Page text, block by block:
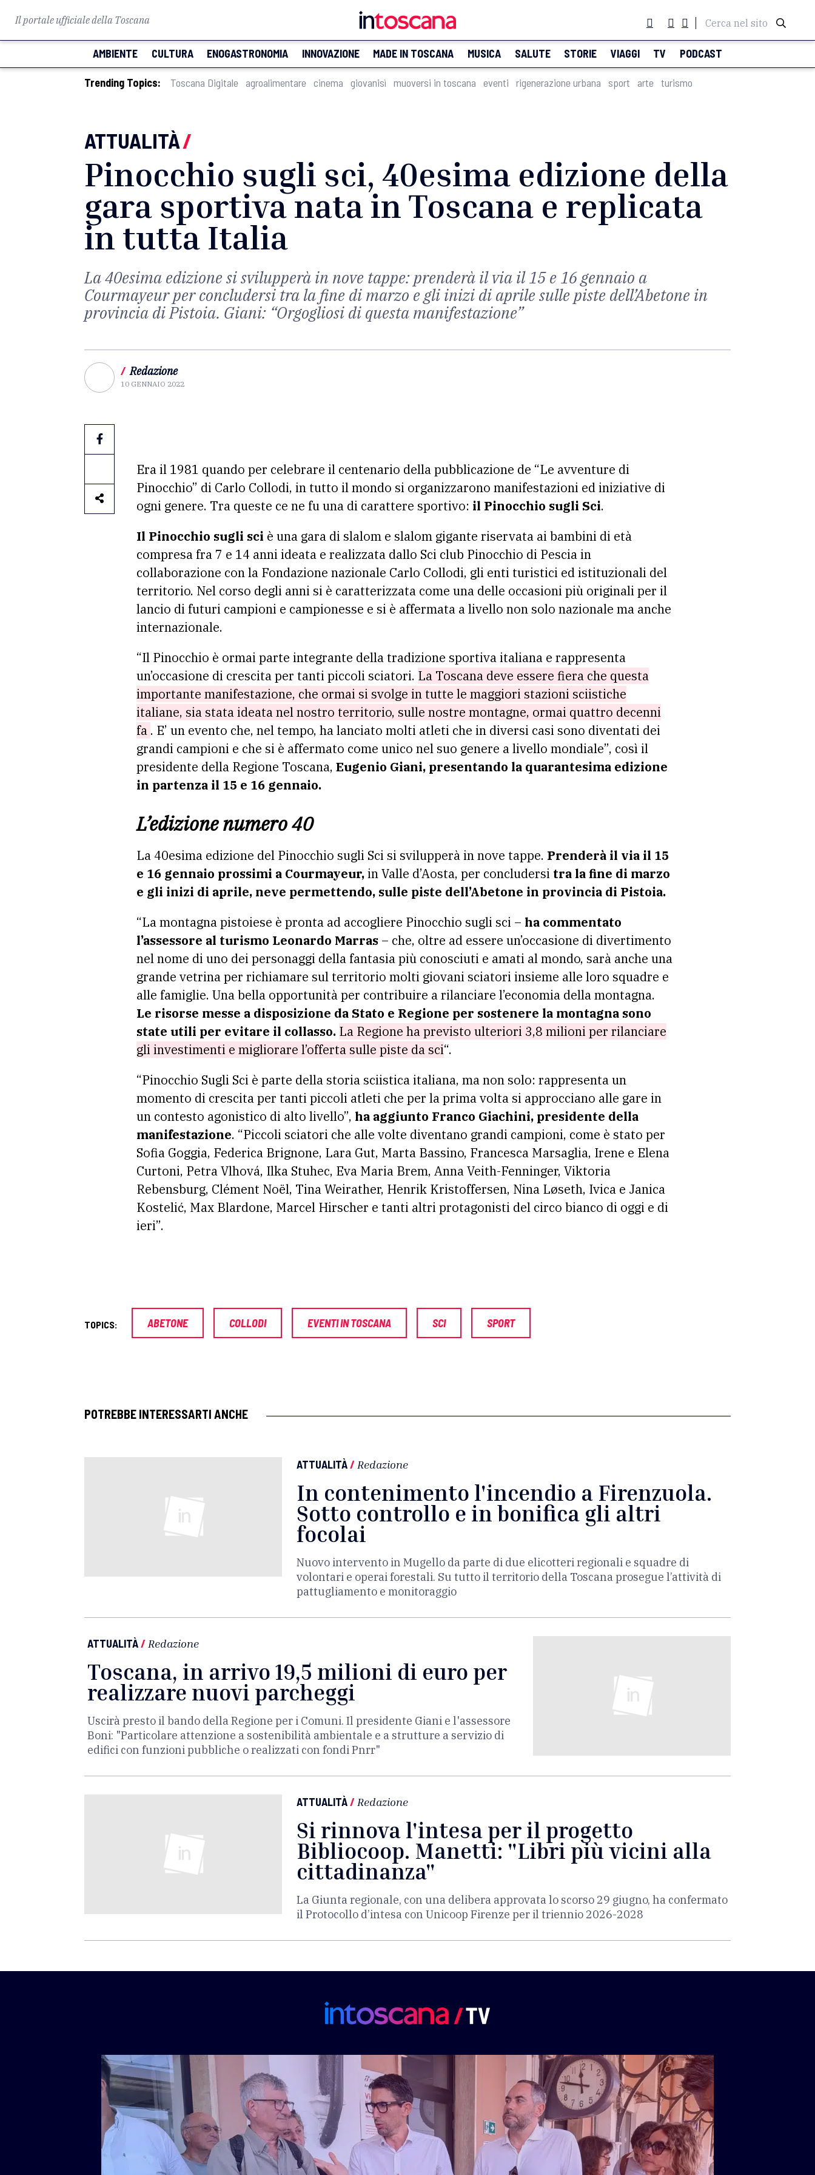
Il portale ufficiale della Toscana Cerca nel sito
AMBIENTE CULTURA ENOGASTRONOMIA INNOVAZIONE MADE IN TOSCANA MUSICA SALUTE STORIE VIAGGI TV PODCAST
Trending Topics: Toscana Digitale agroalimentare cinema giovanisì muoversi in toscana eventi rigenerazione urbana sport arte turismo
ATTUALITÀ/
Pinocchio sugli sci, 40esima edizione della
gara sportiva nata in Toscana e replicata
in tutta Italia
La 40esima edizione si svilupperà in nove tappe: prenderà il via il 15 e 16 gennaio a
Courmayeur per concludersi tra la fine di marzo e gli inizi di aprile sulle piste dell’Abetone in
provincia di Pistoia. Giani: “Orgogliosi di questa manifestazione”
/ Redazione
10 GENNAIO 2022
Era il 1981 quando per celebrare il centenario della pubblicazione de “Le avventure di
Pinocchio” di Carlo Collodi, in tutto il mondo si organizzarono manifestazioni ed iniziative di
ogni genere. Tra queste ce ne fu una di carattere sportivo: il Pinocchio sugli Sci.
Il Pinocchio sugli sci è una gara di slalom e slalom gigante riservata ai bambini di età
compresa fra 7 e 14 anni ideata e realizzata dallo Sci club Pinocchio di Pescia in
collaborazione con la Fondazione nazionale Carlo Collodi, gli enti turistici ed istituzionali del
territorio. Nel corso degli anni si è caratterizzata come una delle occasioni più originali per il
lancio di futuri campioni e campionesse e si è affermata a livello non solo nazionale ma anche
internazionale.
“Il Pinocchio è ormai parte integrante della tradizione sportiva italiana e rappresenta
un’occasione di crescita per tanti piccoli sciatori. La Toscana deve essere fiera che questa
importante manifestazione, che ormai si svolge in tutte le maggiori stazioni sciistiche
italiane, sia stata ideata nel nostro territorio, sulle nostre montagne, ormai quattro decenni
fa . E’ un evento che, nel tempo, ha lanciato molti atleti che in diversi casi sono diventati dei
grandi campioni e che si è affermato come unico nel suo genere a livello mondiale”, così il
presidente della Regione Toscana, Eugenio Giani, presentando la quarantesima edizione
in partenza il 15 e 16 gennaio.
L’edizione numero 40
La 40esima edizione del Pinocchio sugli Sci si svilupperà in nove tappe. Prenderà il via il 15
e 16 gennaio prossimi a Courmayeur,in Valle d’Aosta, per concludersi tra la fine di marzo
e gli inizi di aprile, neve permettendo, sulle piste dell’Abetone in provincia di Pistoia.
“La montagna pistoiese è pronta ad accogliere Pinocchio sugli sci – ha commentato
l’assessore al turismo Leonardo Marras – che, oltre ad essere un’occasione di divertimento
nel nome di uno dei personaggi della fantasia più conosciuti e amati al mondo, sarà anche una
grande vetrina per richiamare sul territorio molti giovani sciatori insieme alle loro squadre e
alle famiglie. Una bella opportunità per contribuire a rilanciare l’economia della montagna.
Le risorse messe a disposizione da Stato e Regione per sostenere la montagna sono
state utili per evitare il collasso. La Regione ha previsto ulteriori 3,8 milioni per rilanciare
gli investimenti e migliorare l’offerta sulle piste da sci“.
“Pinocchio Sugli Sci è parte della storia sciistica italiana, ma non solo: rappresenta un
momento di crescita per tanti piccoli atleti che per la prima volta si approcciano alle gare in
un contesto agonistico di alto livello”, ha aggiunto Franco Giachini, presidente della
manifestazione. “Piccoli sciatori che alle volte diventano grandi campioni, come è stato per
Sofia Goggia, Federica Brignone, Lara Gut, Marta Bassino, Francesca Marsaglia, Irene e Elena
Curtoni, Petra Vlhová, Ilka Stuhec, Eva Maria Brem, Anna Veith-Fenninger, Viktoria
Rebensburg, Clément Noël, Tina Weirather, Henrik Kristoffersen, Nina Løseth, Ivica e Janica
Kostelić, Max Blardone, Marcel Hirscher e tanti altri protagonisti del circo bianco di oggi e di
ieri”.
TOPICS: ABETONE COLLODI EVENTI IN TOSCANA SCI SPORT
POTREBBE INTERESSARTI ANCHE
ATTUALITÀ/ Redazione
In contenimento l'incendio a Firenzuola.
Sotto controllo e in bonifica gli altri
focolai
Nuovo intervento in Mugello da parte di due elicotteri regionali e squadre di
volontari e operai forestali. Su tutto il territorio della Toscana prosegue l’attività di
pattugliamento e monitoraggio
ATTUALITÀ/ Redazione
Toscana, in arrivo 19,5 milioni di euro per
realizzare nuovi parcheggi
Uscirà presto il bando della Regione per i Comuni. Il presidente Giani e l'assessore
Boni: "Particolare attenzione a sostenibilità ambientale e a strutture a servizio di
edifici con funzioni pubbliche o realizzati con fondi Pnrr"
ATTUALITÀ/ Redazione
Si rinnova l'intesa per il progetto
Bibliocoop. Manetti: "Libri più vicini alla
cittadinanza"
La Giunta regionale, con una delibera approvata lo scorso 29 giugno, ha confermato
il Protocollo d’intesa con Unicoop Firenze per il triennio 2026-2028